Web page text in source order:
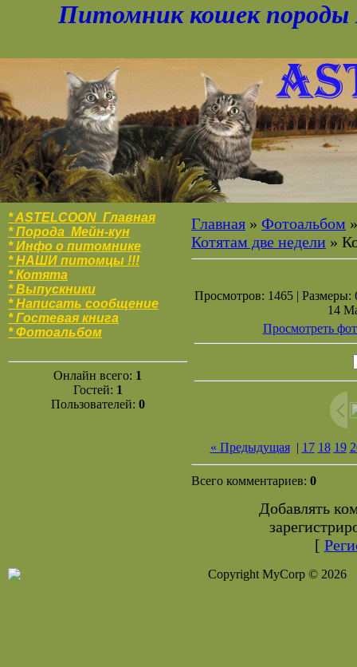
Питомник кошек породы
* ASTELCOON Главная
* Порода Мейн-кун
* Инфо о питомнике
* НАШИ питомцы !!!
* Котята
* Выпускники
* Написать сообщение
* Гостевая книга
* Фотоальбом
Онлайн всего: 1
Гостей: 1
Пользователей: 0
Главная » Фотоальбом
Котятам две недели »
Просмотров: 1465 | Размеры:
14
Просмотреть
« Предыдущая| 17 18 19
Всего комментариев: 0
Добавлять
[
Copyright MyCorp © 2026